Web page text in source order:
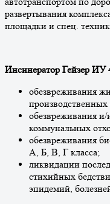
развертывания
площадки и спец.
Инсинератор Гейзер ИУ
обезвреживания
производственных
обезвреживания
коммунальных
обезвреживания
А, Б, В, Г класса;
ликвидации
стихийных
эпидемий,